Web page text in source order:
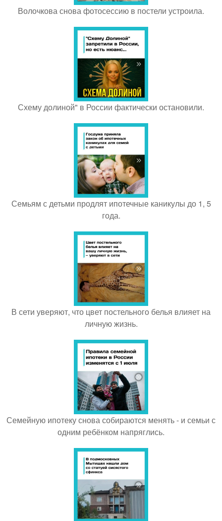
Волочкова снова фотосессию в постели устроила.
Схему долиной" в России фактически остановили.
Семьям с детьми продлят ипотечные каникулы до 1, 5
года.
В сети уверяют, что цвет постельного белья влияет на
личную жизнь.
Семейную ипотеку снова собираются менять - и семьи с
одним ребёнком напряглись.